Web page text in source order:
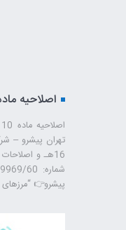
پیشرو👉